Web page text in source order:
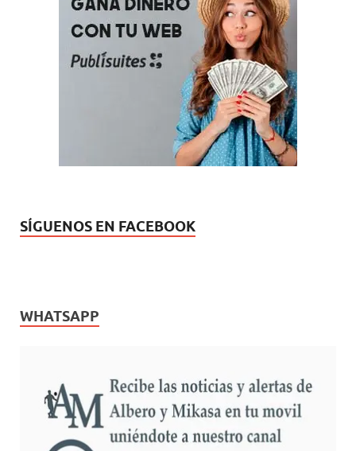
SÍGUENOS EN FACEBOOK
WHATSAPP